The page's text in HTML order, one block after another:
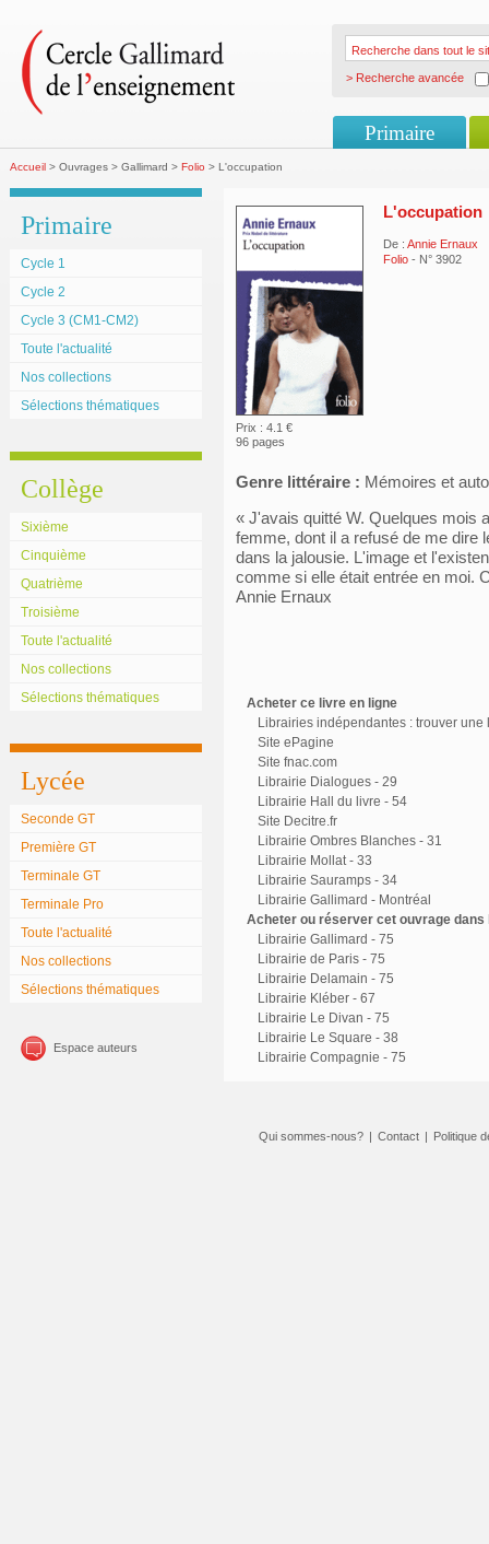
> Recherche avancée
Primaire
Accueil > Ouvrages > Gallimard > Folio > L'occupation
Primaire
Cycle 1
Cycle 2
Cycle 3 (CM1-CM2)
Toute l'actualité
Nos collections
Sélections thématiques
Collège
Sixième
Cinquième
Quatrième
Troisième
Toute l'actualité
Nos collections
Sélections thématiques
Lycée
Seconde GT
Première GT
Terminale GT
Terminale Pro
Toute l'actualité
Nos collections
Sélections thématiques
Espace auteurs
Prix : 4.1 €
96 pages
L'occupation
De : Annie Ernaux
Folio - N° 3902
Genre littéraire : Mémoires et
« J'avais quitté W. Quelques mois
femme, dont il a refusé de me dire
dans la jalousie. L'image et
comme si elle était entrée en moi.
Annie Ernaux
Acheter ce livre en ligne
Librairies indépendantes : trouver une
Site ePagine
Site fnac.com
Librairie Dialogues - 29
Librairie Hall du livre - 54
Site Decitre.fr
Librairie Ombres Blanches - 31
Librairie Mollat - 33
Librairie Sauramps - 34
Librairie Gallimard - Montréal
Acheter ou réserver cet ouvrage
Librairie Gallimard - 75
Librairie de Paris - 75
Librairie Delamain - 75
Librairie Kléber - 67
Librairie Le Divan - 75
Librairie Le Square - 38
Librairie Compagnie - 75
Qui sommes-nous? | Contact | Politique